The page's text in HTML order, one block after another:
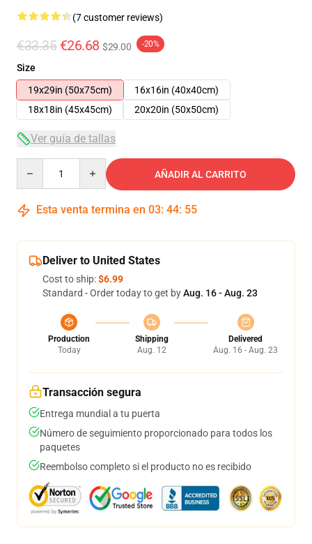
(7 customer reviews)
€33.35 €26.68 $29.00 -20%
Size
19x29in (50x75cm)
16x16in (40x40cm)
18x18in (45x45cm)
20x20in (50x50cm)
Ver guía de tallas
AÑADIR AL CARRITO
Esta venta termina en 03: 44: 54
Deliver to United States
Cost to ship:$6.99
Standard - Order today to get byAug. 16 - Aug. 23
Production
Today
Shipping
Aug. 12
Delivered
Aug. 16 - Aug. 23
Transacción segura
Entrega mundial a tu puerta
Número de seguimiento proporcionado para todos los
paquetes
Reembolso completo si el producto no es recibido